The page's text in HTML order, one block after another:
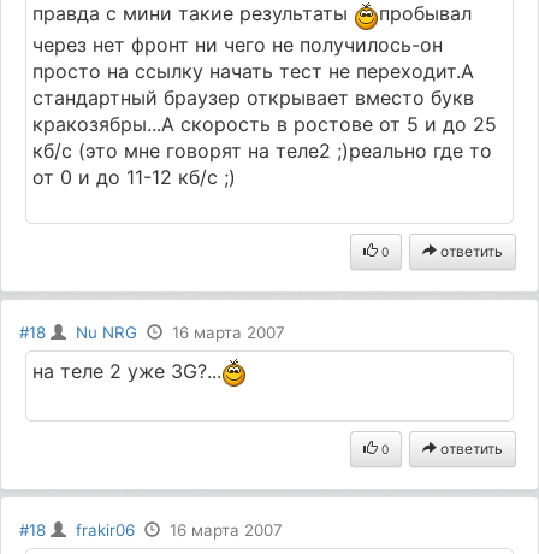
правда с мини такие результаты
пробывал
через нет фронт ни чего не получилось-он
просто на ссылку начать тест не переходит.А
стандартный браузер открывает вместо букв
кракозябры...А скорость в ростове от 5 и до 25
кб/с (это мне говорят на теле2 ;)реально где то
от 0 и до 11-12 кб/с ;)
0 ответить
#18 Nu NRG 16 марта 2007
на теле 2 уже 3G?...
0 ответить
#18 frakir06 16 марта 2007